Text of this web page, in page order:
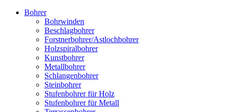
Bohrer
Bohrwinden
Beschlagbohrer
Forstnerbohrer/Astlochbohrer
Holzspiralbohrer
Kunstbohrer
Metallbohrer
Schlangenbohrer
Steinbohrer
Stufenbohrer für Holz
Stufenbohrer für Metall